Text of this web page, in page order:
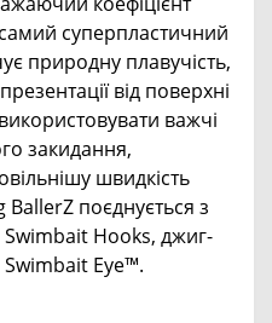
суперпластичний
природну плавучість,
від поверхні
важчі
закидання,
швидкість
поєднується з
Hooks, джиг-
Swimbait Eye™.